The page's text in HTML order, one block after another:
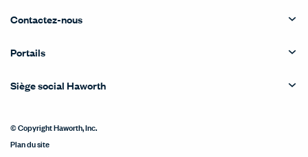
Contactez-nous
Portails
Siège social Haworth
© Copyright Haworth, Inc.
Plan du site